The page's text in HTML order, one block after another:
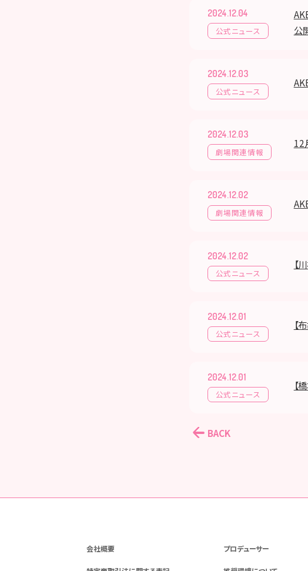
2024.12.04
公式ニュース
公
2024.12.03
公式ニュース
2024.12.03
劇場関連情報
12
2024.12.02
劇場関連情報
2024.12.02
公式ニュース
【
2024.12.01
公式ニュース
【
2024.12.01
公式ニュース
【
BACK
会社概要 プロデューサー